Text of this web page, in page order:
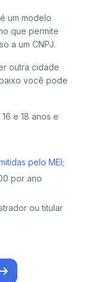
um modelo
que permite
a um CNPJ.
outra cidade
você pode
e 18 anos e
pelo MEI;
por ano
ou titular